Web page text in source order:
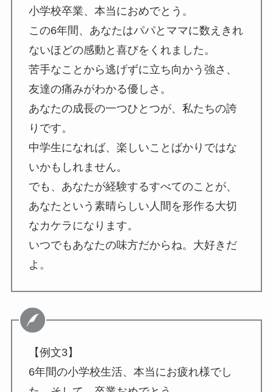
小学校卒業、本当におめでとう。
この6年間、あなたはパパとママに数えきれ
ないほどの感動と喜びをくれました。
苦手なことから逃げずに立ち向かう強さ、
友達の痛みがわかる優しさ。
あなたの成長の一つひとつが、私たちの誇
りです。
中学生になれば、楽しいことばかりではな
いかもしれません。
でも、あなたが経験するすべてのことが、
あなたという素晴らしい人間を形作る大切
なカケラになります。
いつでもあなたの味方だからね。大好きだ
よ。
【例文3】
6年間の小学校生活、本当にお疲れ様でし